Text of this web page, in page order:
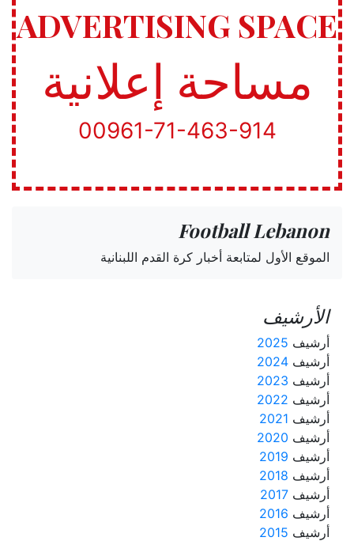
ADVERTISING SPACE
مساحة إعلانية
00961-71-463-914
Football Lebanon
الموقع الأول لمتابعة أخبار كرة القدم اللبنانية
الأرشيف
أرشيف 2025
أرشيف 2024
أرشيف 2023
أرشيف 2022
أرشيف 2021
أرشيف 2020
أرشيف 2019
أرشيف 2018
أرشيف 2017
أرشيف 2016
أرشيف 2015